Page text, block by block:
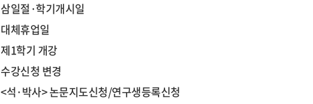
삼일절·학기개시일
대체휴업일
제1학기 개강
수강신청 변경
<석·박사> 논문지도신청/연구생등록신청